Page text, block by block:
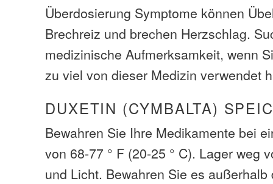
Überdosierung Symptome können
Brechreiz und brechen Herzschlag.
medizinische Aufmerksamkeit, wenn
zu viel von dieser Medizin verwendet
DUXETIN (CYMBALTA)
Bewahren Sie Ihre Medikamente bei
von 68-77 ° F (20-25 ° C). Lager weg
und Licht. Bewahren Sie es